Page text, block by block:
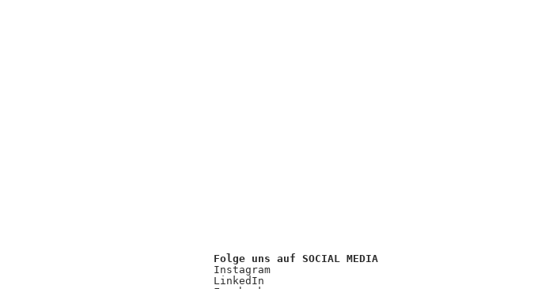
Folge uns auf SOCIAL MEDIA
Instagram
LinkedIn